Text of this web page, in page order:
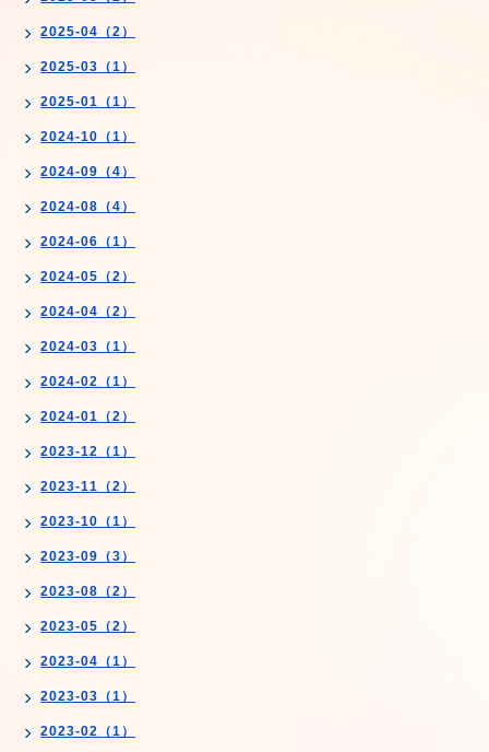
2025-04（2）
2025-03（1）
2025-01（1）
2024-10（1）
2024-09（4）
2024-08（4）
2024-06（1）
2024-05（2）
2024-04（2）
2024-03（1）
2024-02（1）
2024-01（2）
2023-12（1）
2023-11（2）
2023-10（1）
2023-09（3）
2023-08（2）
2023-05（2）
2023-04（1）
2023-03（1）
2023-02（1）